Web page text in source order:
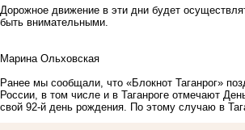
Дорожное движение в эти дни будет
быть внимательными.
Марина Ольховская
Ранее мы сообщали, что «Блокнот Таганрог»
России, в том числе и в Таганроге отмечают
свой 92-й день рождения. По этому случаю в